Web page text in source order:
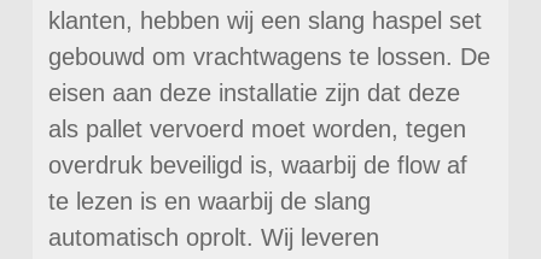
klanten, hebben wij een slang haspel set
gebouwd om vrachtwagens te lossen. De
eisen aan deze installatie zijn dat deze
als pallet vervoerd moet worden, tegen
overdruk beveiligd is, waarbij de flow af
te lezen is en waarbij de slang
automatisch oprolt. Wij leveren